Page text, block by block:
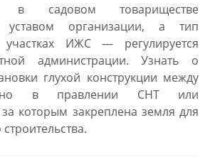
садовом товариществе
уставом организации, а тип
ИЖС — регулируется
администрации. Узнать о
глухой конструкции между
в правлении СНТ или
которым закреплена земля для